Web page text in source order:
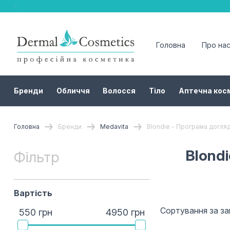
Головна Про нас
Бренди Обличчя Волосся Тіло Аптечна
Головна Бренди Medavita Blondie - Програма
Фільтр
Вартість
550 грн 4950 грн Сортування за